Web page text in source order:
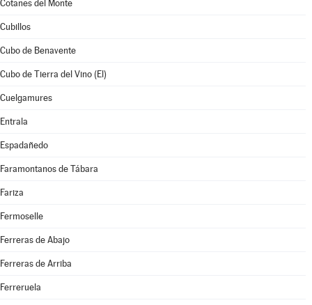
Cotanes del Monte
Cubillos
Cubo de Benavente
Cubo de Tierra del Vino (El)
Cuelgamures
Entrala
Espadañedo
Faramontanos de Tábara
Fariza
Fermoselle
Ferreras de Abajo
Ferreras de Arriba
Ferreruela